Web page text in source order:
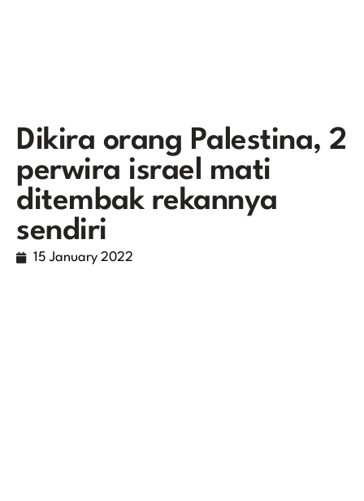
Dikira orang Palestina, 2
perwira israel mati
ditembak rekannya
sendiri
15 January 2022